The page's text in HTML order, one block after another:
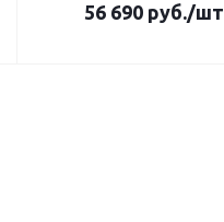
56 690руб./шт